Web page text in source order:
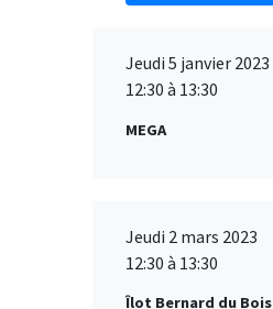
Jeudi 5 janvier 2023
12:30 à 13:30
MEGA
Jeudi 2 mars 2023
12:30 à 13:30
Îlot Bernard du Bois